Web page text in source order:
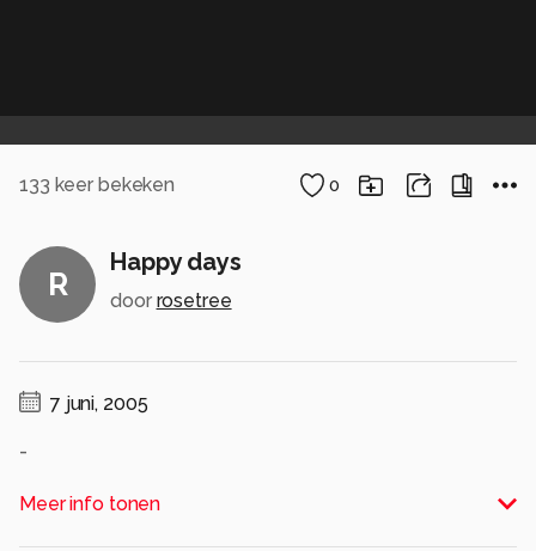
133 keer bekeken 0
R
Happy days
door rosetree
7 juni, 2005
-
Alle rechten voorbehouden
Meer info tonen